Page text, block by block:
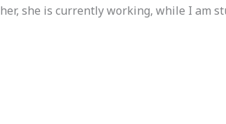
her, she is currently working, while I am